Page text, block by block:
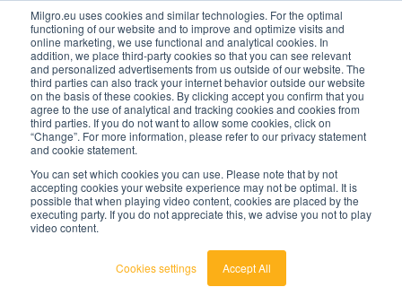
Milgro.eu uses cookies and similar technologies. For the optimal
functioning of our website and to improve and optimize visits and
online marketing, we use functional and analytical cookies. In
addition, we place third-party cookies so that you can see relevant
and personalized advertisements from us outside of our website. The
third parties can also track your internet behavior outside our website
on the basis of these cookies. By clicking accept you confirm that you
agree to the use of analytical and tracking cookies and cookies from
third parties. If you do not want to allow some cookies, click on
“Change”. For more information, please refer to our privacy statement
and cookie statement.
You can set which cookies you can use. Please note that by not
accepting cookies your website experience may not be optimal. It is
possible that when playing video content, cookies are placed by the
executing party. If you do not appreciate this, we advise you not to play
video content.
Cookies settings Accept All
nl
🔥Grondstoffen worden schaarser en duurder. Weet
jij waar jouw organisatie kwetsbaar is en wat je
eraan kunt doen?
Bekijk de Grondstoffenbarometer